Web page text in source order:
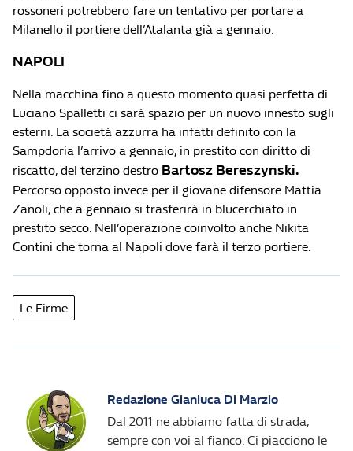
rossoneri potrebbero fare un tentativo per portare a
Milanello il portiere dell’Atalanta già a gennaio.
NAPOLI
Nella macchina fino a questo momento quasi perfetta di
Luciano Spalletti ci sarà spazio per un nuovo innesto sugli
esterni. La società azzurra ha infatti definito con la
Sampdoria l’arrivo a gennaio, in prestito con diritto di
riscatto, del terzino destro Bartosz Bereszynski.
Percorso opposto invece per il giovane difensore Mattia
Zanoli, che a gennaio si trasferirà in blucerchiato in
prestito secco. Nell’operazione coinvolto anche Nikita
Contini che torna al Napoli dove farà il terzo portiere.
Le Firme
Redazione Gianluca Di Marzio
Dal 2011 ne abbiamo fatta di strada,
sempre con voi al fianco. Ci piacciono le